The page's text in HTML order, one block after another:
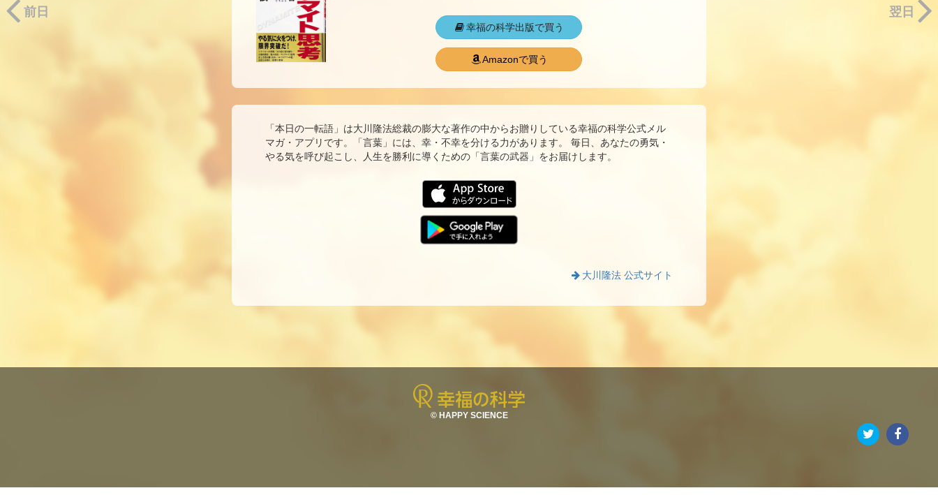
前日 翌日
幸福の科学出版で買う
Amazonで買う
「本日の一転語」は大川隆法総裁の膨大な著作の中からお贈りしている幸福の科学公式メル
マガ・アプリです。「言葉」には、幸・不幸を分ける力があります。 毎日、あなたの勇気・
やる気を呼び起こし、人生を勝利に導くための「言葉の武器」をお届けします。
大川隆法 公式サイト
© HAPPY SCIENCE